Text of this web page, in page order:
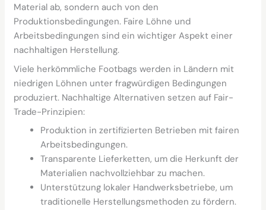
Material ab, sondern auch von den
Produktionsbedingungen. Faire Löhne und
Arbeitsbedingungen sind ein wichtiger Aspekt einer
nachhaltigen Herstellung.
Viele herkömmliche Footbags werden in Ländern mit
niedrigen Löhnen unter fragwürdigen Bedingungen
produziert. Nachhaltige Alternativen setzen auf Fair-
Trade-Prinzipien:
Produktion in zertifizierten Betrieben mit fairen
Arbeitsbedingungen.
Transparente Lieferketten, um die Herkunft der
Materialien nachvollziehbar zu machen.
Unterstützung lokaler Handwerksbetriebe, um
traditionelle Herstellungsmethoden zu fördern.